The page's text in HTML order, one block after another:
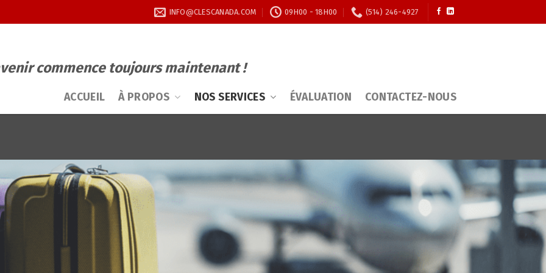
INFO@CLESCANADA.COM 09H00 - 18H00 (514) 246-4927
commence toujours maintenant !
ACCUEIL À PROPOS NOS SERVICES ÉVALUATION CONTACTEZ-NOUS